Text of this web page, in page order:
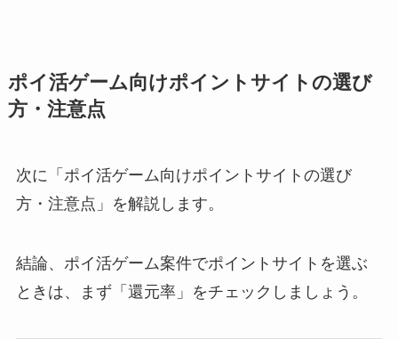
ポイ活ゲーム向けポイントサイトの選び
方・注意点
次に「ポイ活ゲーム向けポイントサイトの選び
方・注意点」を解説します。
結論、ポイ活ゲーム案件でポイントサイトを選ぶ
ときは、まず「還元率」をチェックしましょう。